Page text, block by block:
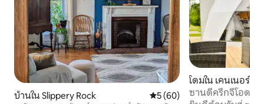
บ้านใน Slippery Rock คะแนนเฉลี่ย 5 จาก 5, 60 รีวิว
5 (60)
โดมใน เคนเนอร์เด
ซานดี้ครีกจีโอดอ